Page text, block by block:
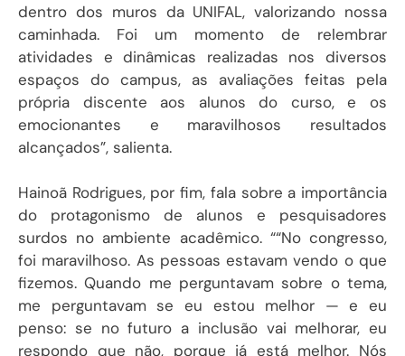
dentro dos muros da UNIFAL, valorizando nossa
caminhada. Foi um momento de relembrar
atividades e dinâmicas realizadas nos diversos
espaços do campus, as avaliações feitas pela
própria discente aos alunos do curso, e os
emocionantes e maravilhosos resultados
alcançados”, salienta.
Hainoã Rodrigues, por fim, fala sobre a importância
do protagonismo de alunos e pesquisadores
surdos no ambiente acadêmico. ““No congresso,
foi maravilhoso. As pessoas estavam vendo o que
fizemos. Quando me perguntavam sobre o tema,
me perguntavam se eu estou melhor — e eu
penso: se no futuro a inclusão vai melhorar, eu
respondo que não, porque já está melhor. Nós